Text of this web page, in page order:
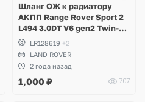
Шланг ОЖ к радиатору
АКПП Range Rover Sport 2
L494 3.0DT V6 gen2 Twin-
turboLR128619 +2
LAND ROVER
2 года назад
1,000 ₽ 707